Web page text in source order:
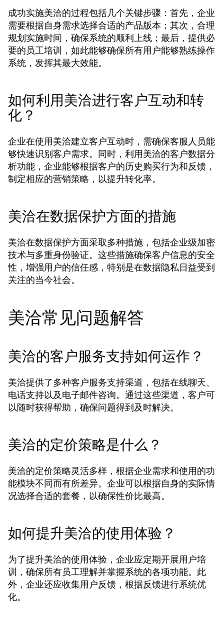
成功实施美洽的过程包括几个关键步骤：首先，企业
需要根据自身需求选择合适的产品版本；其次，合理
规划实施时间，确保系统的顺利上线；最后，提供必
要的员工培训，如此能够确保所有用户能够熟练操作
系统，发挥其最大效能。
如何利用美洽进行客户互动和转
化？
企业在使用美洽建立客户互动时，需确保客服人员能
够快速识别客户需求。同时，利用美洽的客户数据分
析功能，企业能够根据客户的历史购买行为和反馈，
制定相应的营销策略，以提升转化率。
美洽在数据保护方面的措施
美洽在数据保护方面采取多种措施，包括企业级加密
技术与多重身份验证。这些措施确保客户信息的安全
性，增强用户的信任感，特别是在数据隐私日益受到
关注的当今社会。
美洽常见问题解答
美洽的客户服务支持如何运作？
美洽提供了多种客户服务支持渠道，包括在线聊天、
电话支持以及电子邮件咨询。通过这些渠道，客户可
以随时获得帮助，确保问题得到及时解决。
美洽的定价策略是什么？
美洽的定价策略灵活多样，根据企业需求和使用的功
能模块不同而有所差异。企业可以根据自身的实际情
况选择合适的套餐，以确保性价比最高。
如何提升美洽的使用体验？
为了提升美洽的使用体验，企业应定期开展用户培
训，确保所有员工理解并掌握系统的各项功能。此
外，企业还应收集用户反馈，根据反馈进行系统优
化。